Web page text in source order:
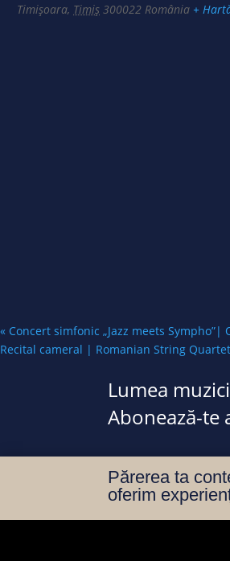
Timișoara, Timiș 300022 România +
« Concert simfonic „Jazz meets
Recital cameral | Romanian String Quartet
Lumea
Abonează-te
Părerea ta
oferim